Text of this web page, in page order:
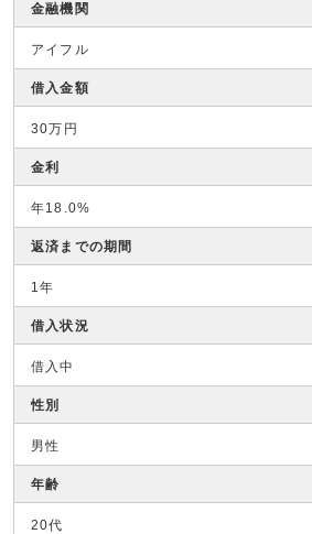
金融機関
アイフル
借入金額
30万円
金利
年18.0%
返済までの期間
1年
借入状況
借入中
性別
男性
年齢
20代